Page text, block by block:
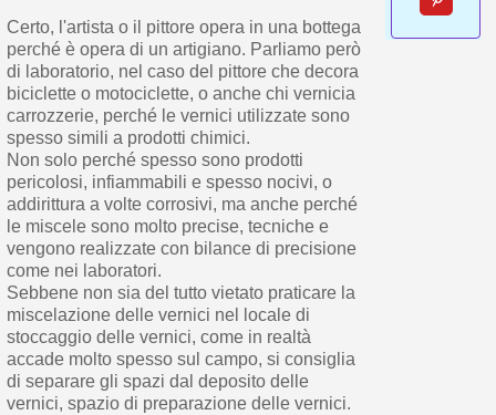
Certo, l'artista o il pittore opera in una bottega
perché è opera di un artigiano. Parliamo però
di laboratorio, nel caso del pittore che decora
biciclette o motociclette, o anche chi vernicia
carrozzerie, perché le vernici utilizzate sono
spesso simili a prodotti chimici.
Non solo perché spesso sono prodotti
pericolosi, infiammabili e spesso nocivi, o
addirittura a volte corrosivi, ma anche perché
le miscele sono molto precise, tecniche e
vengono realizzate con bilance di precisione
come nei laboratori.
Sebbene non sia del tutto vietato praticare la
miscelazione delle vernici nel locale di
stoccaggio delle vernici, come in realtà
accade molto spesso sul campo, si consiglia
di separare gli spazi dal deposito delle
vernici, spazio di preparazione delle vernici.